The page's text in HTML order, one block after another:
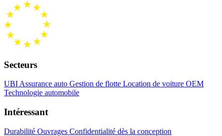
Secteurs
UBI Assurance auto Gestion de flotte Location de voiture OEM
Technologie automobile
Intéressant
Durabilité Ouvrages Confidentialité dès la conception